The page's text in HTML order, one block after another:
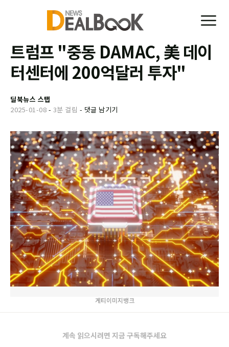
트럼프 "중동 DAMAC, 美 데이
터센터에 200억달러 투자"
딜북뉴스 스탭
2025-01-08 - 3분 걸림 - 댓글 남기기
게티이미지뱅크
계속 읽으시려면 지금 구독해주세요